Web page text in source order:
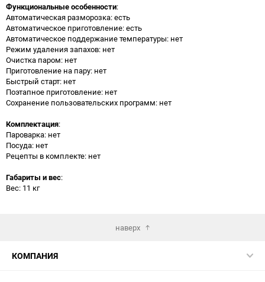
Функциональные особенности:
Автоматическая разморозка: есть
Автоматическое приготовление: есть
Автоматическое поддержание температуры: нет
Режим удаления запахов: нет
Очистка паром: нет
Приготовление на пару: нет
Быстрый старт: нет
Поэтапное приготовление: нет
Сохранение пользовательских программ: нет
Комплектация:
Пароварка: нет
Посуда: нет
Рецепты в комплекте: нет
Габариты и вес:
Вес: 11 кг
наверх
КОМПАНИЯ